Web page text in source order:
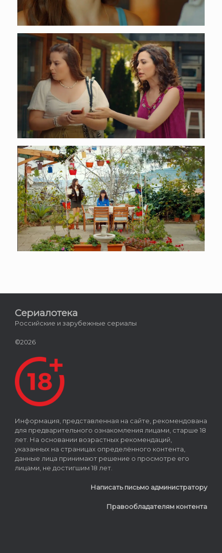
Сериалотека
Российские и зарубежные сериалы
©2026
Информация, представленная на сайте, рекомендована
для предварительного ознакомления лицами, старше 18
лет. На основании возрастных рекомендаций,
указанных на страницах определённого контента,
данные лица принимают решение о просмотре его
лицами, не достигшим 18 лет.
Написать письмо администратору
Правообладателям контента